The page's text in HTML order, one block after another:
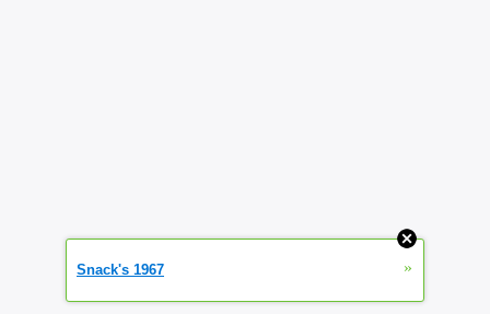
Snack's 1967 »